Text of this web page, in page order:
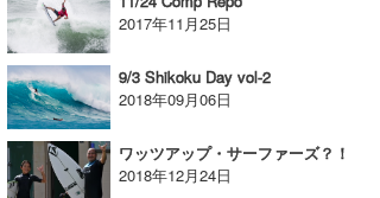
2017年11月25日
9/3 Shikoku Day vol-2
2018年09月06日
ワッツアップ・サーファーズ？！
2018年12月24日
S.K
Soulman
VAGY
waka☆=